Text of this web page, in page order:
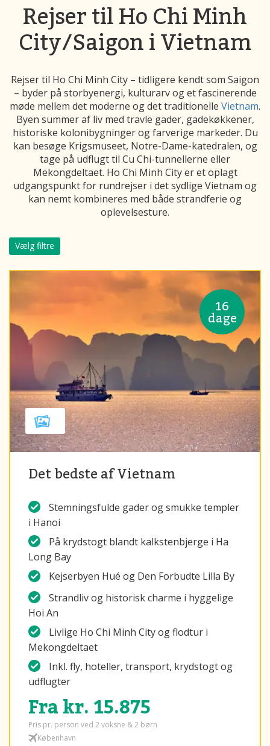
Rejser til Ho Chi Minh
City/Saigon i Vietnam
Rejser til Ho Chi Minh City – tidligere kendt som Saigon
– byder på storbyenergi, kulturarv og et fascinerende
møde mellem det moderne og det traditionelle Vietnam.
Byen summer af liv med travle gader, gadekøkkener,
historiske kolonibygninger og farverige markeder. Du
kan besøge Krigsmuseet, Notre-Dame-katedralen, og
tage på udflugt til Cu Chi-tunnellerne eller
Mekongdeltaet. Ho Chi Minh City er et oplagt
udgangspunkt for rundrejser i det sydlige Vietnam og
kan nemt kombineres med både strandferie og
oplevelsesture.
Vælg filtre
16
dage
Det bedste af Vietnam
Stemningsfulde gader og smukke templer
i Hanoi
På krydstogt blandt kalkstenbjerge i Ha
Long Bay
Kejserbyen Hué og Den Forbudte Lilla By
Strandliv og historisk charme i hyggelige
Hoi An
Livlige Ho Chi Minh City og flodtur i
Mekongdeltaet
Inkl. fly, hoteller, transport, krydstogt og
udflugter
Fra kr. 15.875
Pris pr. person ved 2 voksne & 2 børn
København